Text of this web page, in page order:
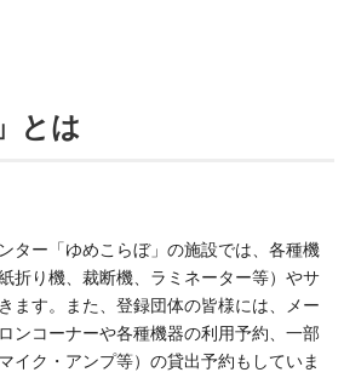
とは
ター「ゆめこらぼ」の施設では、各種機
折り機、裁断機、ラミネーター等）やサ
ます。また、登録団体の皆様には、メー
ンコーナーや各種機器の利用予約、一部
イク・アンプ等）の貸出予約もしていま